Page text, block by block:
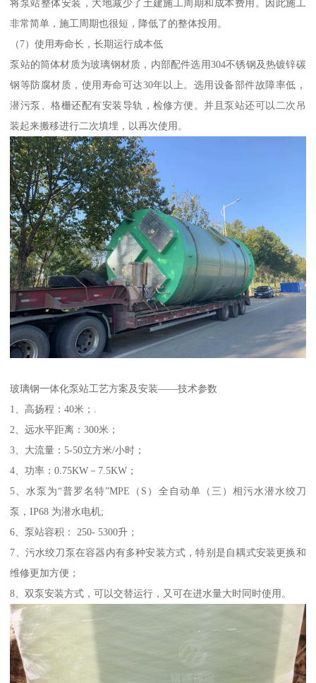
将泵站整体安装，大地减少了土建施工周期和成本费用。因此施工
非常简单，施工周期也很短，降低了的整体投用。
（7）使用寿命长，长期运行成本低
泵站的筒体材质为玻璃钢材质，内部配件选用304不锈钢及热镀锌碳
钢等防腐材质，使用寿命可达30年以上。选用设备部件故障率低，
潜污泵、格栅还配有安装导轨，检修方便。并且泵站还可以二次吊
装起来搬移进行二次填埋，以再次使用。
玻璃钢一体化泵站工艺方案及安装——技术参数
1、高扬程：40米；.
2、远水平距离：300米；
3、大流量：5-50立方米/小时；
4、功率：0.75KW－7.5KW；
5、水泵为“普罗名特”MPE（S）全自动单（三）相污水潜水绞刀
泵，IP68 为潜水电机;
6、泵站容积： 250- 5300升；
7、污水绞刀泵在容器内有多种安装方式，特别是自耦式安装更换和
维修更加方便；
8、双泵安装方式，可以交替运行，又可在进水量大时同时使用。